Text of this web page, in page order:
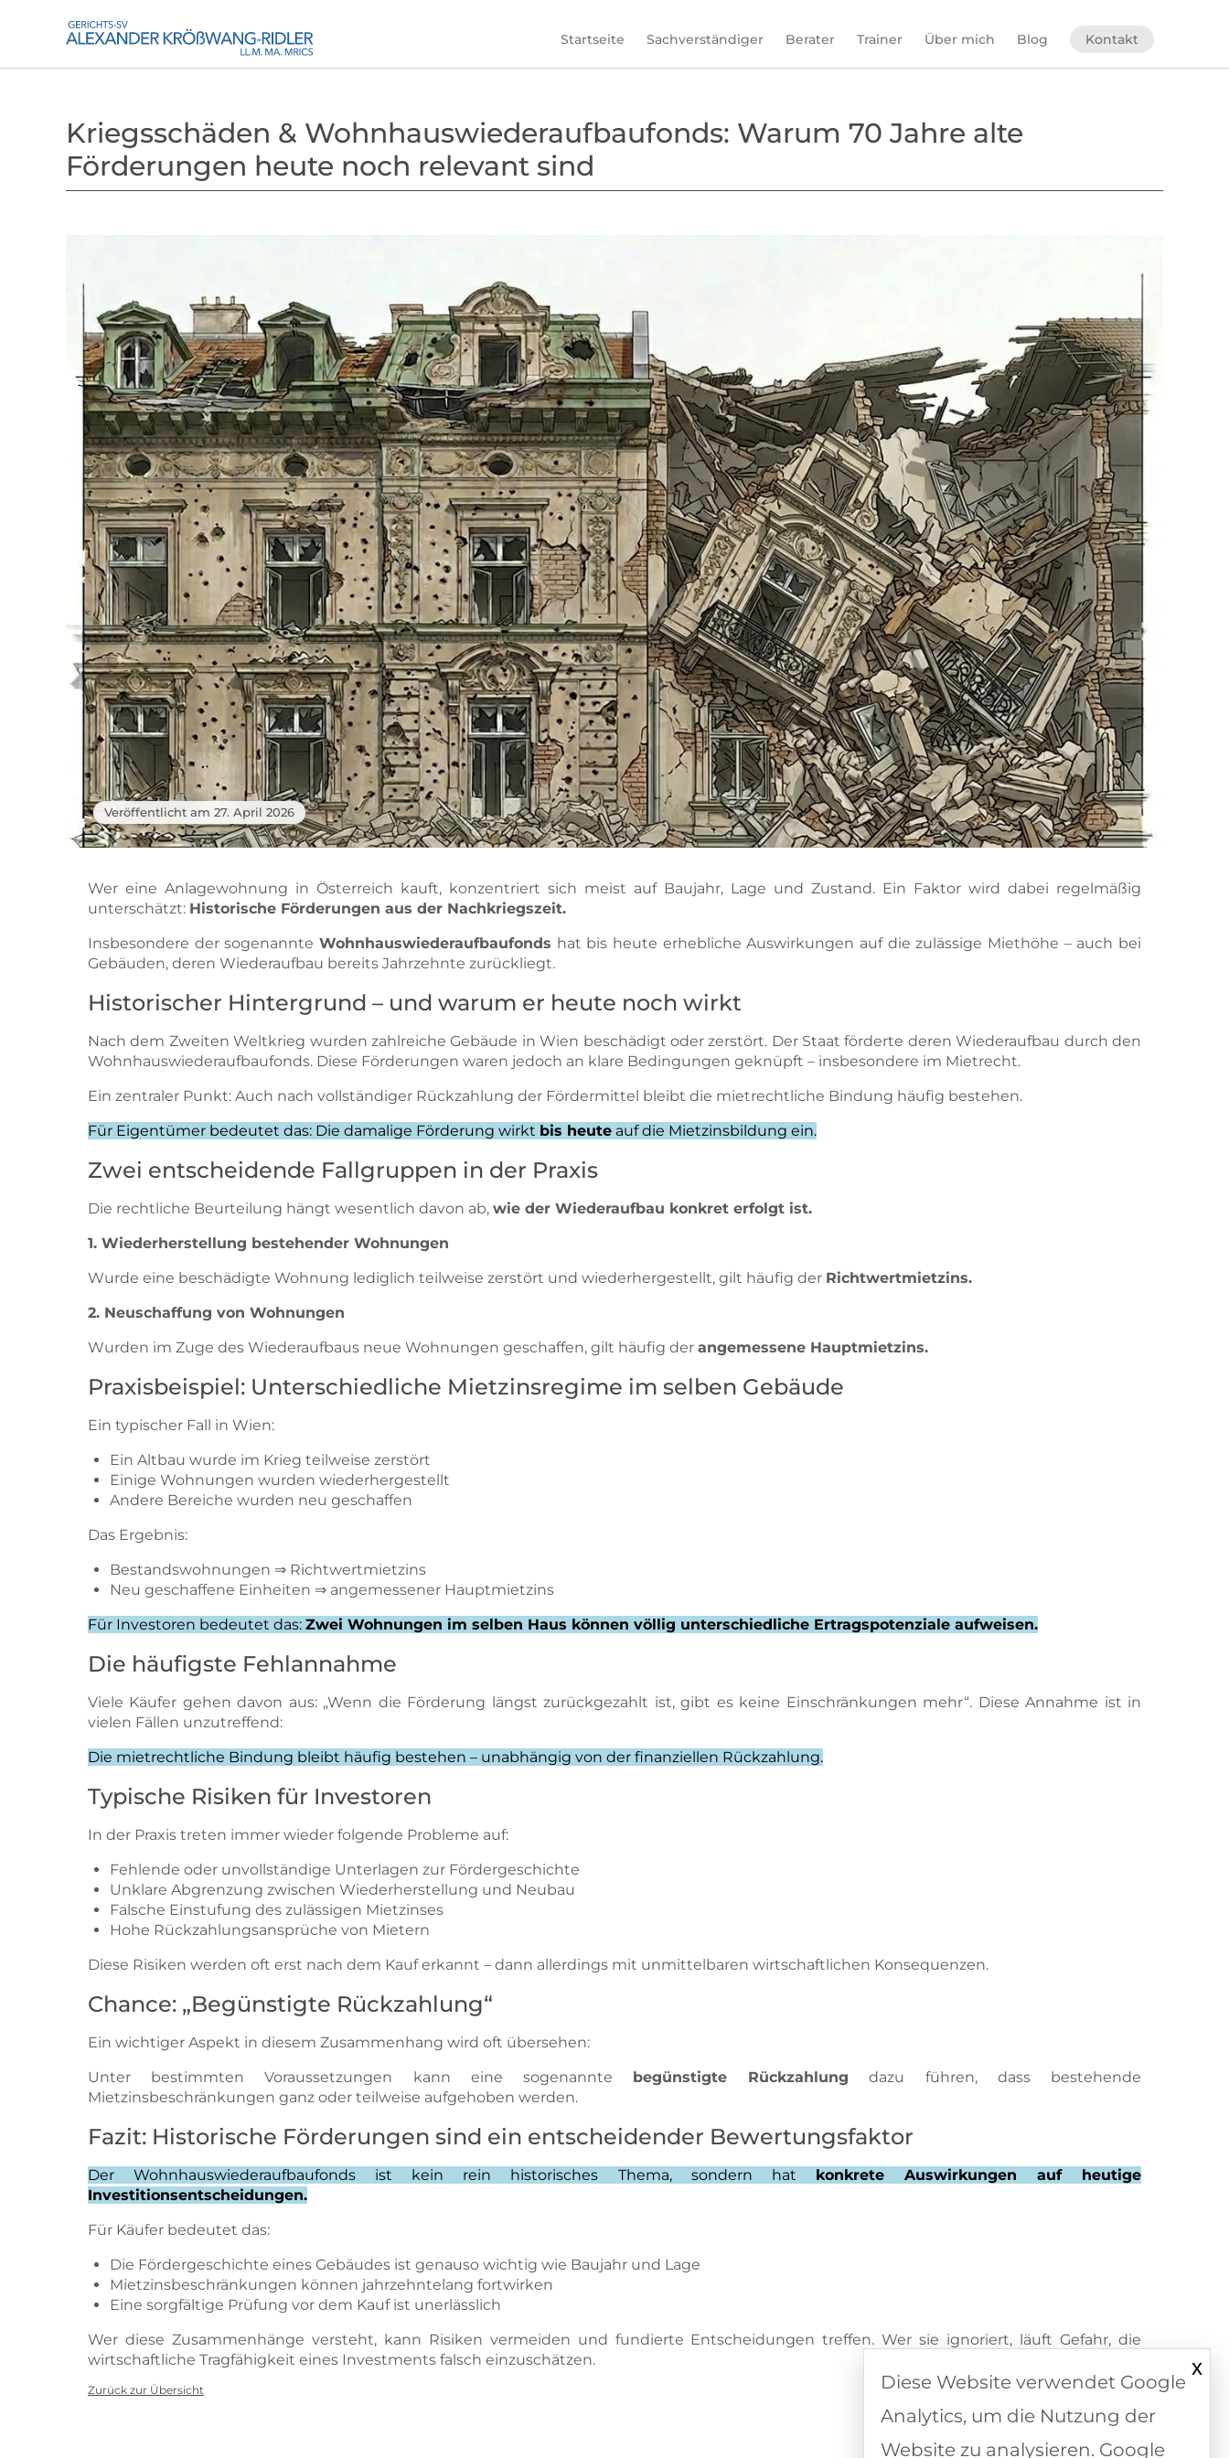
Startseite Sachverständiger Berater Trainer Über mich Blog Kontakt
Kriegsschäden & Wohnhaus­wiederauf­baufonds: Warum 70 Jahre alte
Förderungen heute noch relevant sind
Veröffentlicht am 27. April 2026
Wer eine Anlagewohnung in Österreich kauft, konzentriert sich meist auf Baujahr, Lage und Zustand. Ein Faktor wird dabei regelmäßig
unterschätzt: Historische Förderungen aus der Nachkriegszeit.
Insbesondere der sogenannte Wohnhauswiederaufbaufonds hat bis heute erhebliche Auswirkungen auf die zulässige Miethöhe – auch bei
Gebäuden, deren Wiederaufbau bereits Jahrzehnte zurückliegt.
Historischer Hintergrund – und warum er heute noch wirkt
Nach dem Zweiten Weltkrieg wurden zahlreiche Gebäude in Wien beschädigt oder zerstört. Der Staat förderte deren Wiederaufbau durch den
Wohnhauswiederaufbaufonds. Diese Förderungen waren jedoch an klare Bedingungen geknüpft – insbesondere im Mietrecht.
Ein zentraler Punkt: Auch nach vollständiger Rückzahlung der Fördermittel bleibt die mietrechtliche Bindung häufig bestehen.
Für Eigentümer bedeutet das: Die damalige Förderung wirkt bis heute auf die Mietzinsbildung ein.
Zwei entscheidende Fallgruppen in der Praxis
Die rechtliche Beurteilung hängt wesentlich davon ab, wie der Wiederaufbau konkret erfolgt ist.
1. Wiederherstellung bestehender Wohnungen
Wurde eine beschädigte Wohnung lediglich teilweise zerstört und wiederhergestellt, gilt häufig der Richtwertmietzins.
2. Neuschaffung von Wohnungen
Wurden im Zuge des Wiederaufbaus neue Wohnungen geschaffen, gilt häufig der angemessene Hauptmietzins.
Praxisbeispiel: Unterschiedliche Mietzinsregime im selben Gebäude
Ein typischer Fall in Wien:
Ein Altbau wurde im Krieg teilweise zerstört
Einige Wohnungen wurden wiederhergestellt
Andere Bereiche wurden neu geschaffen
Das Ergebnis:
Bestandswohnungen ⇒ Richtwertmietzins
Neu geschaffene Einheiten ⇒ angemessener Hauptmietzins
Für Investoren bedeutet das: Zwei Wohnungen im selben Haus können völlig unterschiedliche Ertragspotenziale aufweisen.
Die häufigste Fehlannahme
Viele Käufer gehen davon aus: „Wenn die Förderung längst zurückgezahlt ist, gibt es keine Einschränkungen mehr“. Diese Annahme ist in
vielen Fällen unzutreffend:
Die mietrechtliche Bindung bleibt häufig bestehen – unabhängig von der finanziellen Rückzahlung.
Typische Risiken für Investoren
In der Praxis treten immer wieder folgende Probleme auf:
Fehlende oder unvollständige Unterlagen zur Fördergeschichte
Unklare Abgrenzung zwischen Wiederherstellung und Neubau
Falsche Einstufung des zulässigen Mietzinses
Hohe Rückzahlungsansprüche von Mietern
Diese Risiken werden oft erst nach dem Kauf erkannt – dann allerdings mit unmittelbaren wirtschaftlichen Konsequenzen.
Chance: „Begünstigte Rückzahlung“
Ein wichtiger Aspekt in diesem Zusammenhang wird oft übersehen:
Unter bestimmten Voraussetzungen kann eine sogenannte begünstigte Rückzahlung dazu führen, dass bestehende
Mietzinsbeschränkungen ganz oder teilweise aufgehoben werden.
Fazit: Historische Förderungen sind ein entscheidender Bewertungsfaktor
Der Wohnhauswiederaufbaufonds ist kein rein historisches Thema, sondern hat konkrete Auswirkungen auf heutige
Investitionsentscheidungen.
Für Käufer bedeutet das:
Die Fördergeschichte eines Gebäudes ist genauso wichtig wie Baujahr und Lage
Mietzinsbeschränkungen können jahrzehntelang fortwirken
Eine sorgfältige Prüfung vor dem Kauf ist unerlässlich
Wer diese Zusammenhänge versteht, kann Risiken vermeiden und fundierte Entscheidungen treffen. Wer sie ignoriert, läuft Gefahr, die
wirtschaftliche Tragfähigkeit eines Investments falsch einzuschätzen.
Zurück zur Übersicht
x
Diese Website verwendet Google
Analytics, um die Nutzung der
Website zu analysieren. Google